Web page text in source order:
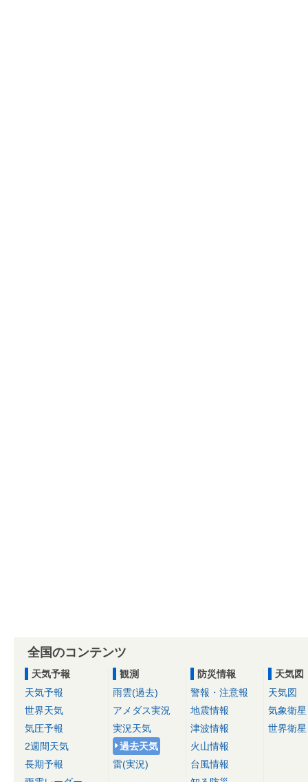
全国のコンテンツ
天気予報
天気予報
世界天気
気圧予報
2週間天気
長期予報
観測
雨雲(過去)
アメダス実況
実況天気
過去天気
雷(実況)
防災情報
警報・注意報
地震情報
津波情報
火山情報
台風情報
天気図
天気図
気象衛星
世界衛星